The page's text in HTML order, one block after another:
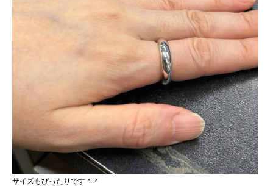
サイズもぴったりです＾＾